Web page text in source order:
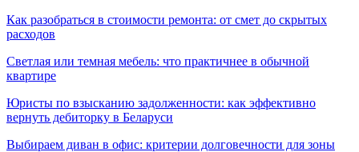
Как разобраться в стоимости ремонта: от смет до скрытых
расходов
Светлая или темная мебель: что практичнее в обычной
квартире
Юристы по взысканию задолженности: как эффективно
вернуть дебиторку в Беларуси
Выбираем диван в офис: критерии долговечности для зоны